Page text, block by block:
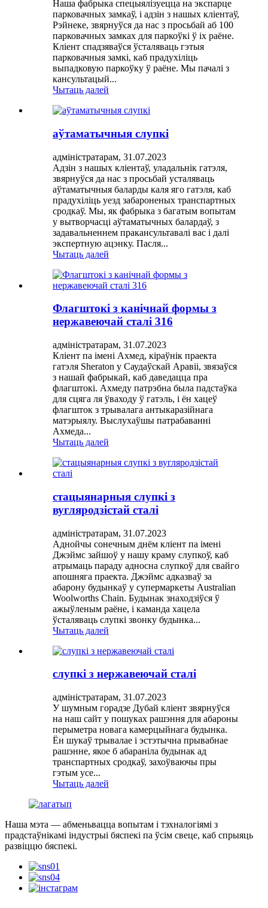
Наша фабрыка спецыялізуецца на экспарце
парковачных замкаў, і адзін з нашых кліентаў,
Рэйнеке, звярнуўся да нас з просьбай аб 100
парковачных замках для паркоўкі ў іх раёне.
Кліент спадзяваўся ўсталяваць гэтыя
парковачныя замкі, каб прадухіліць
выпадковую паркоўку ў раёне. Мы пачалі з
кансультацый...
Чытаць далей
аўтаматычныя слупкі
адміністратарам, 31.07.2023
Адзін з нашых кліентаў, уладальнік гатэля,
звярнуўся да нас з просьбай усталяваць
аўтаматычныя баларды каля яго гатэля, каб
прадухіліць уезд забароненых транспартных
сродкаў. Мы, як фабрыка з багатым вопытам
у вытворчасці аўтаматычных балардаў, з
задавальненнем пракансультавалі вас і далі
экспертную ацэнку. Пасля...
Чытаць далей
Флагштокі з канічнай формы з
нержавеючай сталі 316
адміністратарам, 31.07.2023
Кліент па імені Ахмед, кіраўнік праекта
гатэля Sheraton у Саудаўскай Аравіі, звязаўся
з нашай фабрыкай, каб даведацца пра
флагштокі. Ахмеду патрэбна была падстаўка
для сцяга ля ўваходу ў гатэль, і ён хацеў
флагшток з трывалага антыкаразійнага
матэрыялу. Выслухаўшы патрабаванні
Ахмеда...
Чытаць далей
стацыянарныя слупкі з
вугляродзістай сталі
адміністратарам, 31.07.2023
Аднойчы сонечным днём кліент па імені
Джэймс зайшоў у нашу краму слупкоў, каб
атрымаць параду адносна слупкоў для свайго
апошняга праекта. Джэймс адказваў за
абарону будынкаў у супермаркеты Australian
Woolworths Chain. Будынак знаходзіўся ў
ажыўленым раёне, і каманда хацела
ўсталяваць слупкі звонку будынка...
Чытаць далей
слупкі з нержавеючай сталі
адміністратарам, 31.07.2023
У шумным горадзе Дубай кліент звярнуўся
на наш сайт у пошуках рашэння для абароны
перыметра новага камерцыйнага будынка.
Ён шукаў трывалае і эстэтычна прывабнае
рашэнне, якое б абараніла будынак ад
транспартных сродкаў, захоўваючы пры
гэтым усе...
Чытаць далей
Наша мэта — абменьвацца вопытам і тэхналогіямі з
прадстаўнікамі індустрыі бяспекі па ўсім свеце, каб спрыяць
развіццю бяспекі.